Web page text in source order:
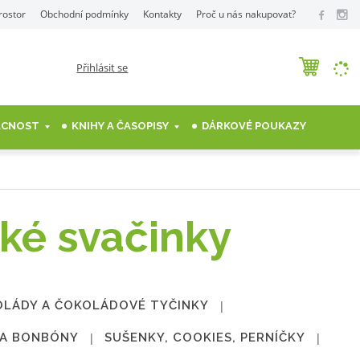
Obchodní podmínky Kontakty Proč u nás nakupovat?
Přihlásit se
KNIHY A ČASOPISY DÁRKOVÉ POUKAZY
svačinky
A ČOKOLÁDOVÉ TYČINKY
BONBÓNY SUŠENKY, COOKIES, PERNÍČKY